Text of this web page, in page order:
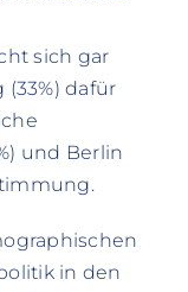
sich gar
dafür
und Berlin
in den